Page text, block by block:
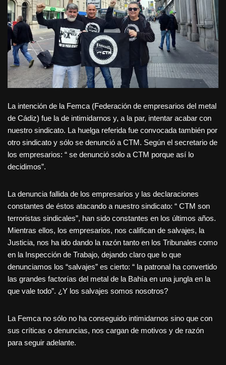
La intención de la Femca (Federación de empresarios del metal
de Cádiz) fue la de intimidarnos y, a la par, intentar acabar con
nuestro sindicato. La huelga referida fue convocada también por
otro sindicato y sólo se denunció a CTM. Según el secretario de
los empresarios: “ se denunció solo a CTM porque así lo
decidimos”.
La denuncia fallida de los empresarios y las declaraciones
constantes de éstos atacando a nuestro sindicato: “ CTM son
terroristas sindicales”, han sido constantes en los últimos años.
Mientras ellos, los empresarios, nos califican de salvajes, la
Justicia, nos ha ido dando la razón tanto en los Tribunales como
en la Inspección de Trabajo, dejando claro que lo que
denunciamos los “salvajes” es cierto: “ la patronal ha convertido
las grandes factorías del metal de la Bahía en una jungla en la
que vale todo”. ¿Y los salvajes somos nosotros?
La Femca no sólo no ha conseguido intimidarnos sino que con
sus críticas o denuncias, nos cargan de motivos y de razón
para seguir adelante.